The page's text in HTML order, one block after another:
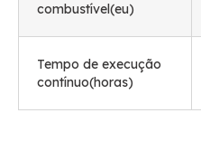
combustível(eu)
Tempo de execução
contínuo(horas)